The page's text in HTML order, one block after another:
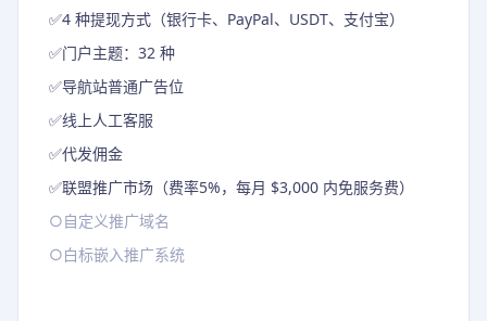
✅4 种提现方式（银行卡、PayPal、USDT、支付宝）
✅门户主题：32 种
✅导航站普通广告位
✅线上人工客服
✅代发佣金
✅联盟推广市场（费率5%，每月 $3,000 内免服务费）
○自定义推广域名
○白标嵌入推广系统